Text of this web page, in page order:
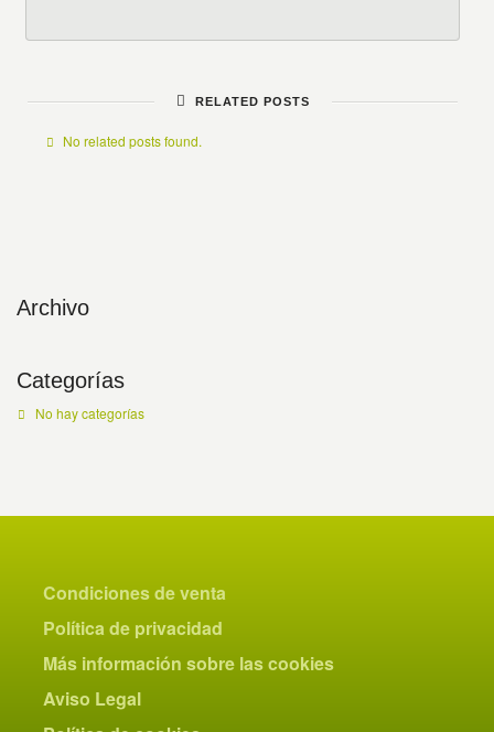
RELATED POSTS
No related posts found.
Archivo
Categorías
No hay categorías
Condiciones de venta
Política de privacidad
Más información sobre las cookies
Aviso Legal